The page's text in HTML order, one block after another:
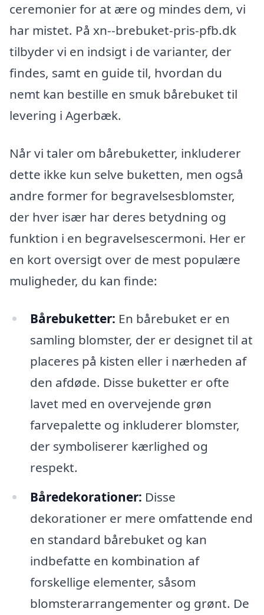
ceremonier for at ære og mindes dem, vi
har mistet. På xn--brebuket-pris-pfb.dk
tilbyder vi en indsigt i de varianter, der
findes, samt en guide til, hvordan du
nemt kan bestille en smuk bårebuket til
levering i Agerbæk.
Når vi taler om bårebuketter, inkluderer
dette ikke kun selve buketten, men også
andre former for begravelsesblomster,
der hver især har deres betydning og
funktion i en begravelsescermoni. Her er
en kort oversigt over de mest populære
muligheder, du kan finde:
Bårebuketter: En bårebuket er en
samling blomster, der er designet til at
placeres på kisten eller i nærheden af
den afdøde. Disse buketter er ofte
lavet med en overvejende grøn
farvepalette og inkluderer blomster,
der symboliserer kærlighed og
respekt.
Båredekorationer: Disse
dekorationer er mere omfattende end
en standard bårebuket og kan
indbefatte en kombination af
forskellige elementer, såsom
blomsterarrangementer og grønt. De